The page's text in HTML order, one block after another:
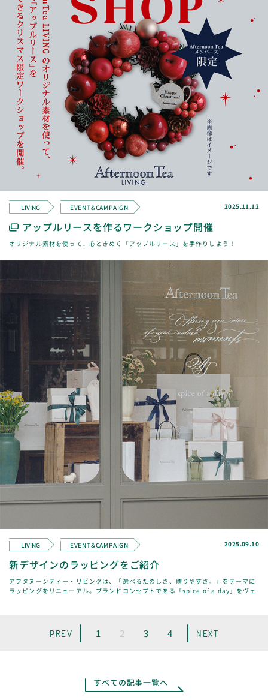
アップルリースを作るワークショップ開催
オリジナル素材を使って、心ときめく「アップルリース」を手作りしよう！
2025.11.12
LIVING EVENT&CAMPAIGN
新デザインのラッピングをご紹介
アフタヌーンティー・リビングは、「選べるたのしさ、贈りやすさ。」をテーマに
ラッピングをリニューアル。ブランドコンセプトである「spice of a day」をヴェ
2025.09.10
LIVING EVENT&CAMPAIGN
PREV 1 2 3 4 NEXT
すべての記事一覧へ